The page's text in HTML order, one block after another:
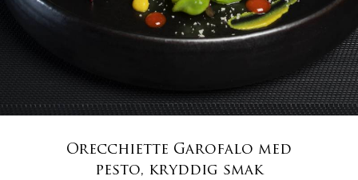
Orecchiette Garofalo med
pesto, kryddig smak